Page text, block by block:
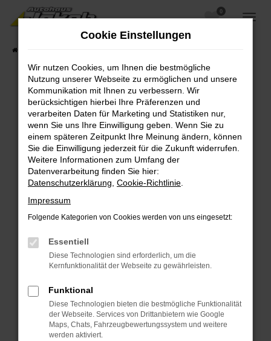
Zum
Hauptinhalt
0
Fehler: Network Error
Beim Laden ist ein Fehler aufgetreten.
Hier sind ein paar Tipps, die dir helfen können:
Überprüfe deine Firewall und deine
Internetverbindung.
Laden andere Webseiten, zum Beispiel deine
Suchmaschine?
Prüfe deine Browsererweiterungen.
Manche Erweiterungen, wie Werbeblocker,
können das Laden bestimmter Seiten
verhindern. Funktioniert die Seite in einem
Fenster?
Starte dein Gerät neu.
Das kann manchmal helfen, vorübergehende
Probleme zu beheben.
Cookie Einstellungen
Wir nutzen Cookies, um Ihnen die bestmögliche
Nutzung unserer Webseite zu ermöglichen und unsere
Kommunikation mit Ihnen zu verbessern. Wir
berücksichtigen hierbei Ihre Präferenzen und
verarbeiten Daten für Marketing und Statistiken nur,
wenn Sie uns Ihre Einwilligung geben. Wenn Sie zu
einem späteren Zeitpunkt Ihre Meinung ändern, können
Sie die Einwilligung jederzeit für die Zukunft widerrufen.
Weitere Informationen zum Umfang der
Datenverarbeitung finden Sie hier:
Datenschutzerklärung Cookie-Richtlinie
Impressum
Folgende Kategorien von Cookies werden von uns eingesetzt:
Essentiell
Diese Technologien sind erforderlich, um die
Kernfunktionalität der Webseite zu gewährleisten.
Funktional
Diese Technologien bieten die bestmögliche Funktionalität
der Webseite. Services von Drittanbietern wie Google
Maps, Chats, Fahrzeugbewertungssystem und weitere
werden aktiviert.